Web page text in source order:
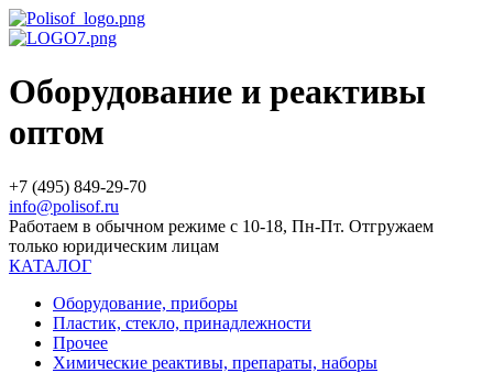
Оборудование и реактивы
оптом
+7 (495) 849-29-70
info@polisof.ru
Работаем в обычном режиме с 10-18, Пн-Пт. Отгружаем
только юридическим лицам
КАТАЛОГ
Оборудование, приборы
Пластик, стекло, принадлежности
Прочее
Химические реактивы, препараты, наборы